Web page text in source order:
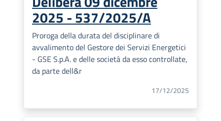
2025 - 537/2025/A
Proroga della durata del disciplinare di
avvalimento del Gestore dei Servizi Energetici
- GSE S.p.A. e delle società da esso controllate,
da parte dell&r
17/12/2025